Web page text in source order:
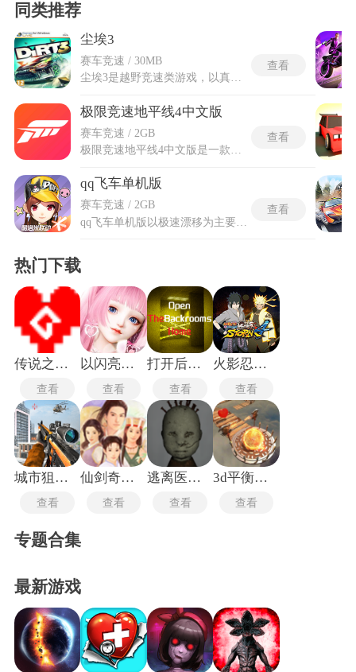
同类推荐
尘埃3
赛车竞速 / 30MB
尘埃3是越野竞速类游戏，以真实越野赛道为核心，还原了不同地形的驾驶反馈，涵盖多种竞速模式。依托图形接口对泥浆飞溅、雪地反光与动态天气系统进行了深度重构，车辆在砂石路面过弯时轮胎抓地力的衰减曲线、悬挂压缩回弹的幅度以及车身重心转移的惯性反馈均以逐个轮胎为单位独立解算。尘埃3手机移植版收录了从60年代经典拉力赛车到当代WRC战车横跨数十年的车辆谱系，传奇车型均以真实授权形态登场，每辆车的马力输出、车身重量与驱动方式按照实车数据录入。赛道库覆盖八个国家与地区，包含6条环形赛道与32条拉力赛道，路面各自拥有独立的轮胎摩擦系数与车辆动态响应。
查看
极限竞速地平线4中文版
赛车竞速 / 2GB
查看
qq飞车单机版
赛车竞速 / 2GB
查看
热门下载
传说之下沃玛战
查看
以闪亮之名新马服
查看
打开后室归宿
查看
火影忍者究极风暴4手机版
查看
城市狙击行动
查看
仙剑奇侠传1重制版
查看
逃离医院联机版
查看
3d平衡球手机版
查看
专题合集
最新游戏